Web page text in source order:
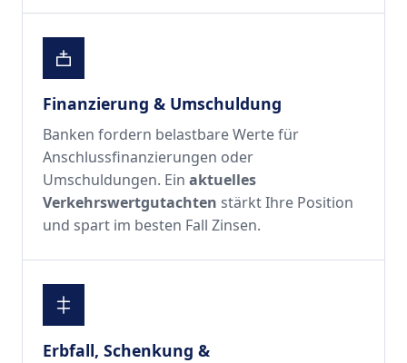
Finanzierung & Umschuldung
Banken fordern belastbare Werte für
Anschlussfinanzierungen oder
Umschuldungen. Einaktuelles
Verkehrswertgutachten stärkt Ihre Position
und spart im besten Fall Zinsen.
Erbfall, Schenkung &